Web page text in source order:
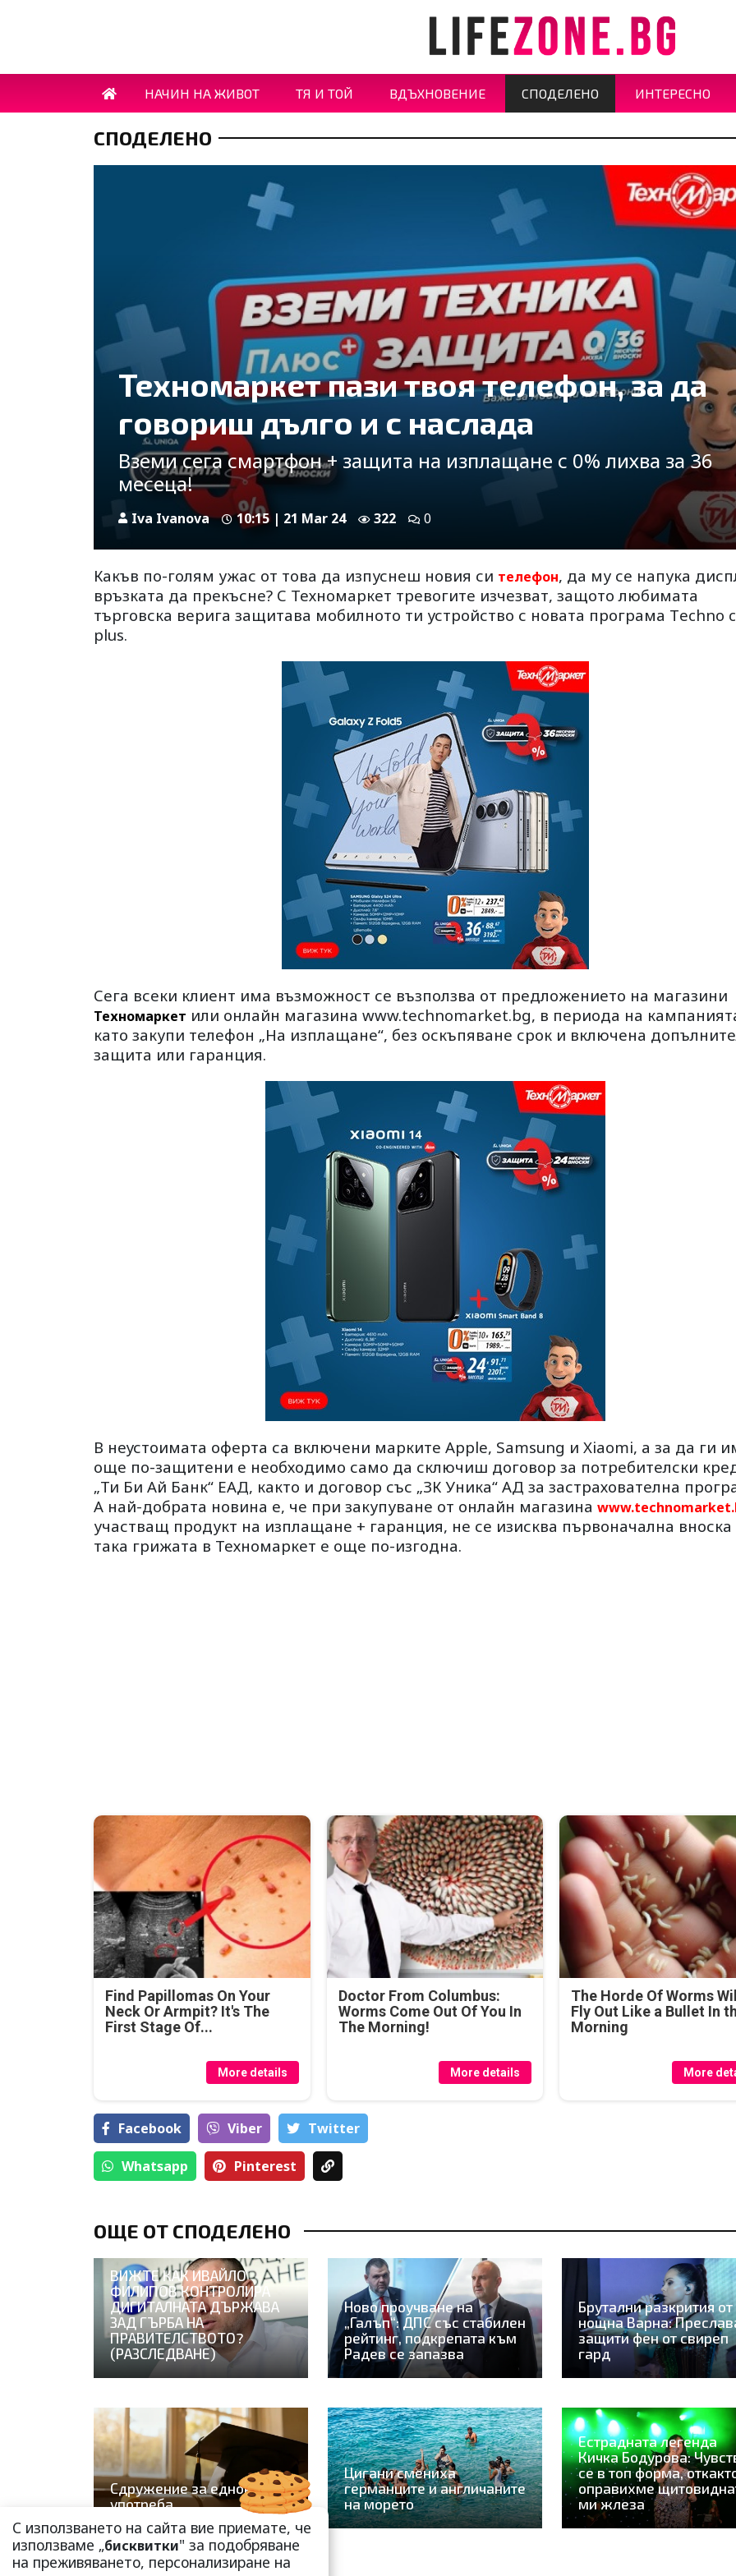
НАЧИН НА ЖИВОТ ТЯ И ТОЙ ВДЪХНОВЕНИЕ СПОДЕЛЕНО ИНТЕРЕСНО
СПОДЕЛЕНО
Техномаркет пази твоя телефон, за да
говориш дълго и с наслада
Вземи сега смартфон + защита на изплащане с 0% лихва за 36
месеца!
Iva Ivanova 10:15 | 21 Mar 24 322 0
Какъв по-голям ужас от това да изпуснеш новия си телефон, да му се напука
връзката да прекъсне? С Техномаркет тревогите изчезват, защото любимата
търговска верига защитава мобилното ти устройство с новата програма Тechno
plus.
Сега всеки клиент има възможност се възползва от предложението на магазини
Техномаркет или онлайн магазина www.technomarket.bg, в периода на
като закупи телефон „На изплащане“, без оскъпяване срок и включена
защита или гаранция.
В неустоимата оферта са включени марките Apple, Samsung и Xiaomi, а за да ги
още по-защитени е необходимо само да сключиш договор за потребителски
„Ти Би Ай Банк“ ЕАД, както и договор със „ЗК Уника“ АД за застрахователна
А най-добрата новина е, че при закупуване от онлайн магазина
участващ продукт на изплащане + гаранция, не се изисква първоначална вноска
така грижата в Техномаркет е още по-изгодна.
Find Papillomas On Your
Neck Or Armpit? It's The
First Stage Of...
More details
Doctor From Columbus:
Worms Come Out Of You In
The Morning!
More details
The Horde Of Worms
Fly Out Like a Bullet In
Morning
More
Facebook Viber Тwitter
Whatsapp Pinterest
ОЩЕ ОТ СПОДЕЛЕНО
ВИЖТЕ КАК ИВАЙЛО
ФИЛИПОВ КОНТРОЛИРА
ДИГИТАЛНАТА ДЪРЖАВА
ЗАД ГЪРБА НА
ПРАВИТЕЛСТВОТО?
(РАЗСЛЕДВАНЕ)
Ново проучване на
„Галъп“: ДПС със стабилен
рейтинг, подкрепата към
Радев се запазва
Брутални разкрития от
нощна Варна:
защити фен от свиреп
гард
Сдружение за еднократна
употреба
Цигани смениха
германците и англичаните
на морето
Естрадната легенда
Кичка Бодурова:
се в топ форма,
оправихме
ми жлеза
С използването на сайта вие приемате, че
използваме „бисквитки" за подобряване
на преживяването, персонализиране на